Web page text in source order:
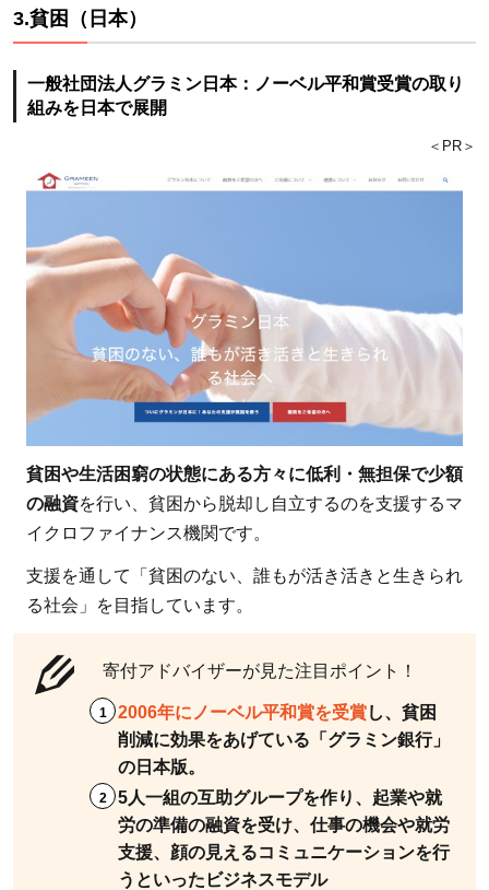
3.貧困（日本）
一般社団法人グラミン日本：ノーベル平和賞受賞の取り
組みを日本で展開
＜PR＞
貧困や生活困窮の状態にある方々に低利・無担保で少額
の融資を行い、貧困から脱却し自立するのを支援するマ
イクロファイナンス機関です。
支援を通して「貧困のない、誰もが活き活きと生きられ
る社会」を目指しています。
寄付アドバイザーが見た注目ポイント！
2006年にノーベル平和賞を受賞し、貧困
削減に効果をあげている「グラミン銀行」
の日本版。
5人一組の互助グループを作り、起業や就
労の準備の融資を受け、仕事の機会や就労
支援、顔の見えるコミュニケーションを行
うといったビジネスモデル